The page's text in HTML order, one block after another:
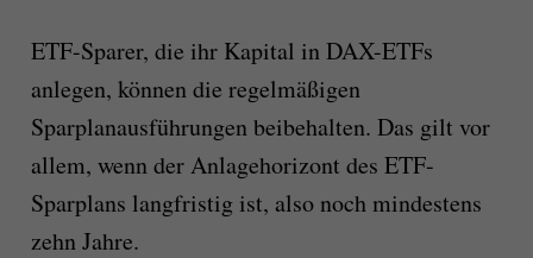
ETF-Sparer, die ihr Kapital in DAX-ETFs
anlegen, können die regelmäßigen
Sparplanausführungen beibehalten. Das gilt vor
allem, wenn der Anlagehorizont des ETF-
Sparplans langfristig ist, also noch mindestens
zehn Jahre.